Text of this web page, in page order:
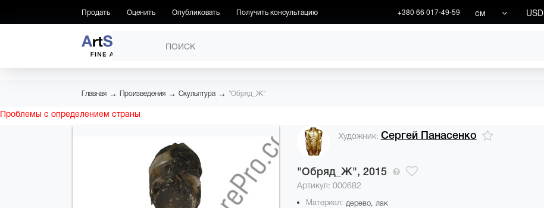
Продать Оценить Опубликовать Получить консультацию +380 66 017-49-59 см USD
ПРОИЗВЕДЕНИЯ
Главная → Произведения → Скульптура → "Обряд_Ж"
Проблемы с определением страны
Художник: Сергей Панасенко
"Обряд_Ж", 2015
Артикул: 000682
Материал: дерево, лак